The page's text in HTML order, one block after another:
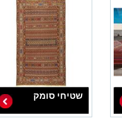
שטיחי סומק